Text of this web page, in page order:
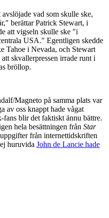
vad som skulle ske,
berättar Patrick Stewart, i
att vigseln skulle ske "i
USA." Egentligen skedde
Tahoe i Nevada, och Stewart
skvallerpressen irrade runt i
bröllop.
Magneto på samma plats var
av oss knappt hade vågat
fans blir det faktiskt ännu bättre.
hela besättningen från Star
från internettidskriften
huruvida John de Lancie hade